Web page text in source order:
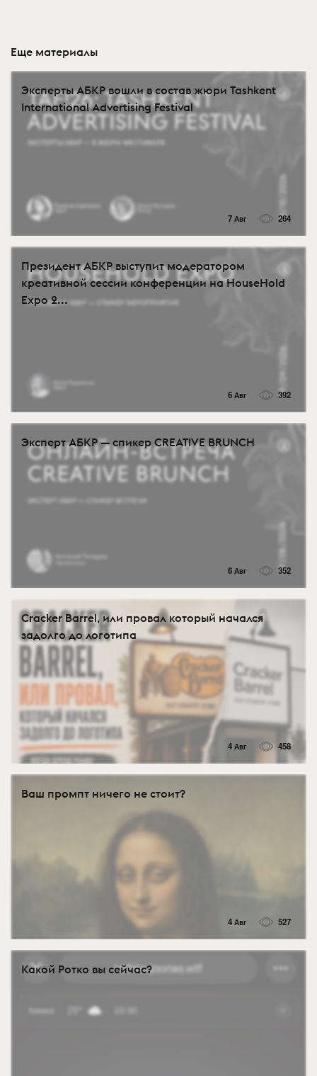
Еще материалы
Эксперты АБКР вошли в состав жюри Tashkent
International Advertising Festival
7 Авг 264
Президент АБКР выступит модератором
креативной сессии конференции на HouseHold
Expo 2...
6 Авг 392
Эксперт АБКР — спикер CREATIVE BRUNCH
6 Авг 352
Cracker Barrel, или провал который начался
задолго до логотипа
4 Авг 458
Ваш промпт ничего не стоит?
4 Авг 527
Какой Ротко вы сейчас?